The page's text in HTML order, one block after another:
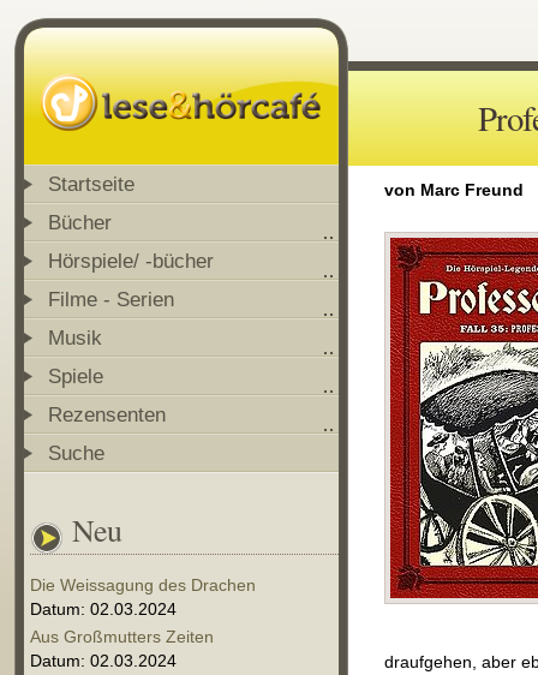
Startseite
Bücher
Hörspiele/ -bücher
Filme - Serien
Musik
Spiele
Rezensenten
Suche
Neu
Die Weissagung des Drachen
Datum: 02.03.2024
Aus Großmutters Zeiten
Datum: 02.03.2024
von Marc Freund
draufgehen, aber